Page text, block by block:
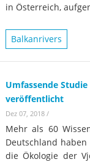
in Österreich,
Balkanrivers
Umfassende
veröffentlicht
Dez 07, 2018 /
Mehr als 60
Deutschland
die Ökologie der